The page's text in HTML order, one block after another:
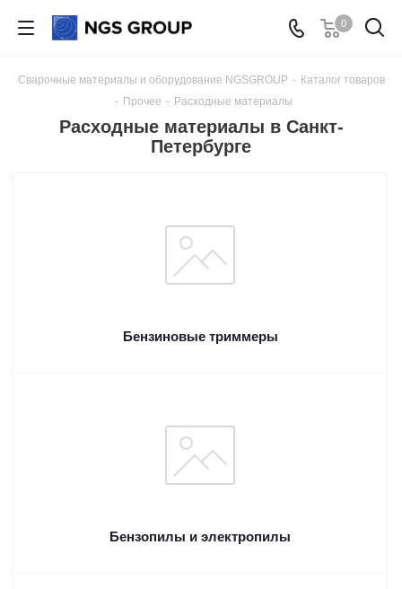
0
Сварочные материалы и оборудование NGSGROUP - Каталог товаров
- Прочее - Расходные материалы
Расходные материалы в Санкт-
Петербурге
Бензиновые триммеры
Бензопилы и электропилы